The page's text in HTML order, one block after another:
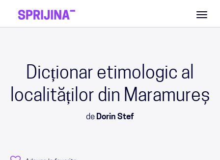
Dicționar etimologic al
localităților din Maramureș
de Dorin Stef